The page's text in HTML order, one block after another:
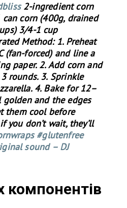
2-ingredient corn
can corn (400g, drained
3/4-1 cup
Method: 1. Preheat
(fan-forced) and line a
paper. 2. Add corn and
rounds. 3. Sprinkle
4. Bake for 12–
and the edges
them cool before
you don’t wait, they’ll
#glutenfree
sound – DJ
компонентів